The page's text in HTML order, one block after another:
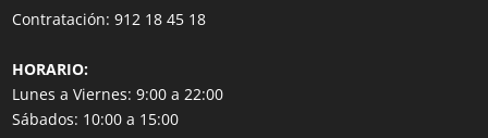
Contratación:912 18 45 18
HORARIO:
Lunes a Viernes: 9:00 a 22:00
Sábados: 10:00 a 15:00